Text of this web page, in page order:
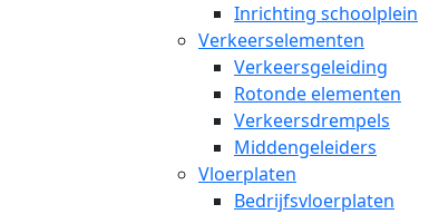
Inrichting schoolplein
Verkeerselementen
Verkeersgeleiding
Rotonde elementen
Verkeersdrempels
Middengeleiders
Vloerplaten
Bedrijfsvloerplaten